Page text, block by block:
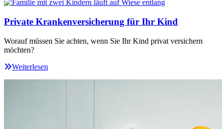
Private Krankenversicherung für Ihr Kind
Worauf müssen Sie achten, wenn Sie Ihr Kind privat versichern
möchten?
Weiterlesen